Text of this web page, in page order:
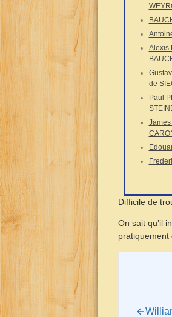
Alexis
de
Paul
Difficile de
On sait qu’il
pratiquement